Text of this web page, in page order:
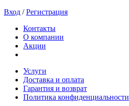
Вход /Регистрация
Контакты
О компании
Акции
Услуги
Доставка и оплата
Гарантия и возврат
Политика конфиденциальности